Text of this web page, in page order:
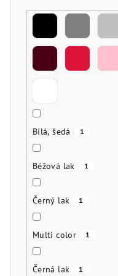
Bílá, šedá 1
Béžová lak 1
Černý lak 1
Multi color 1
Černá lak 1